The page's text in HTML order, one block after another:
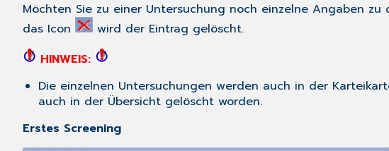
Möchten Sie zu einer Untersuchung noch einzelne Angaben
das Icon
wird der Eintrag gelöscht.
HINWEIS:
Die einzelnen Untersuchungen werden auch in der
auch in der Übersicht gelöscht worden.
Erstes Screening